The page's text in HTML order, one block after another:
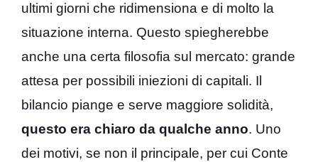
ultimi giorni che ridimensiona e di molto la
situazione interna. Questo spiegherebbe
anche una certa filosofia sul mercato: grande
attesa per possibili iniezioni di capitali. Il
bilancio piange e serve maggiore solidità,
questo era chiaro da qualche anno. Uno
dei motivi, se non il principale, per cui Conte